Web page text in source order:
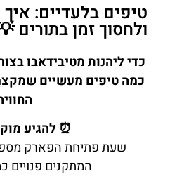
טיפים בלעדיים:
ולחסוך זמן בתורים
כדי ליהנות מטיבידאבו
כמה טיפים מעשיים
⏰ להגיע
שעת פתיחת הפארק
המתקנים פנויים